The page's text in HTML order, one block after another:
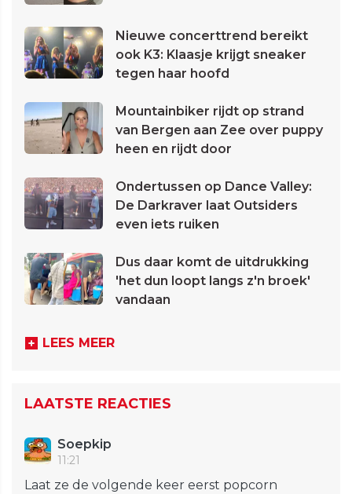
Nieuwe concerttrend bereikt
ook K3: Klaasje krijgt sneaker
tegen haar hoofd
Mountainbiker rijdt op strand
van Bergen aan Zee over puppy
heen en rijdt door
Ondertussen op Dance Valley:
De Darkraver laat Outsiders
even iets ruiken
Dus daar komt de uitdrukking
'het dun loopt langs z'n broek'
vandaan
LEES MEER
LAATSTE REACTIES
Soepkip
11:21
Laat ze de volgende keer eerst popcorn